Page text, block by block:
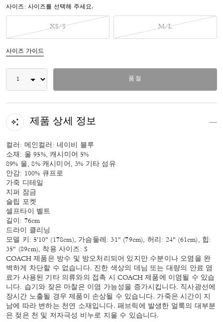
사이즈: 사이즈를 선택해 주세요.
XS/S M/L
사이즈 가이드
품절
제품 상세 정보
컬러: 메인컬러: 네이비 블루
소재: 울 95%, 캐시미어 5%
89% 울, 8% 캐시미어, 3% 기타 섬유
안감: 100% 큐프로
가죽 디테일
지퍼 잠금
슬립 포켓
셀프타이 벨트
길이: 76cm
드라이 클리닝
모델 키: 5'10" (178cm), 가슴둘레: 31" (79cm), 허리: 24" (61cm), 힙:
35" (89cm), 착용 사이즈: S
COACH 제품은 방수 및 방오처리되어 있지만 수분이나 오염을 완
벽하게 차단할 수 없습니다. 진한 색상의 데님 또는 대량의 안료 염
료가 사용된 기타 의류와의 접촉 시 COACH 제품에 이염될 수 있습
니다. 습기와 잦은 마찰은 이염 가능성을 증가시킵니다. 직사광선에
장시간 노출될 경우 제품이 손상될 수 있습니다. 가죽은 시간이 지
남에 따라 변하는 천연 소재입니다. 패브릭에 발생한 얼룩의 대부분
은 젖은 천 및 저자극성 비누로 지울 수 있습니다.